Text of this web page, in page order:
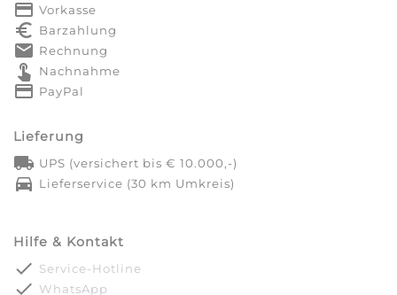
payment Vorkasse
euro_symbol Barzahlung
markunread Rechnung
touch_app Nachnahme
credit_card PayPal
Lieferung
local_shipping UPS (versichert bis € 10.000,-)
directions_car Lieferservice (30 km Umkreis)
Hilfe & Kontakt
done Service-Hotline
done WhatsApp